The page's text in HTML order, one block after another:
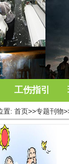
工伤指引
置: 首页>>专题刊物